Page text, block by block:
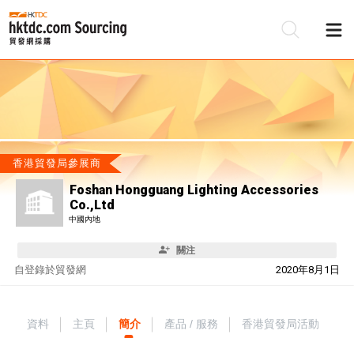
香港貿發局參展商
Foshan Hongguang Lighting Accessories
Co.,Ltd
中國內地
關注
自 2020年8月1日
登錄於貿發網
資料 主頁 簡介 產品 / 服務 香港貿發局活動